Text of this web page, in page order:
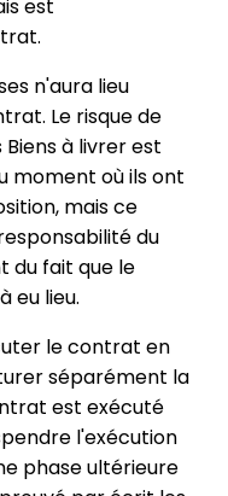
est
n'aura lieu
Le risque de
à livrer est
moment où ils ont
mais ce
du
du fait que le
eu lieu.
le contrat en
séparément la
est exécuté
l'exécution
phase ultérieure